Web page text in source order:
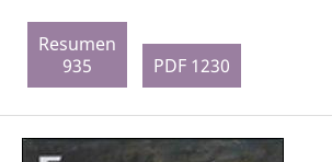
Resumen
935
PDF 1230